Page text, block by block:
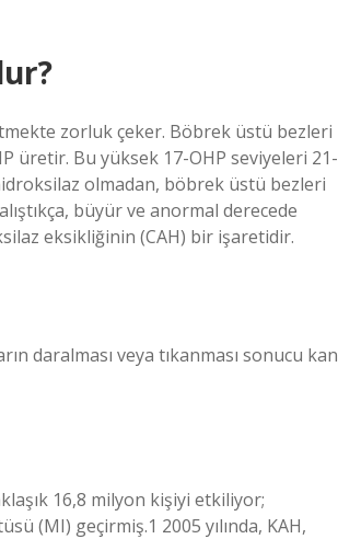
zorluk çeker. Böbrek üstü bezleri
üretir. Bu yüksek 17-OHP seviyeleri 21-
olmadan, böbrek üstü bezleri
büyür ve anormal derecede
eksikliğinin (CAH) bir işaretidir.
daralması veya tıkanması sonucu kan
16,8 milyon kişiyi etkiliyor;
(MI) geçirmiş.1 2005 yılında, KAH,